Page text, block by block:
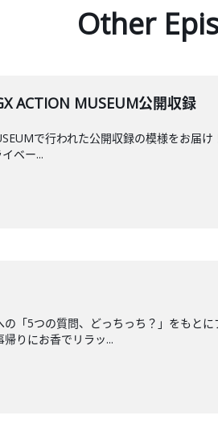
Other
ACTION MUSEUM公開収録
で行われた公開収録の模様をお届
ベー...
「5つの質問、どっちっち？」をもと
りにお香でリラッ...